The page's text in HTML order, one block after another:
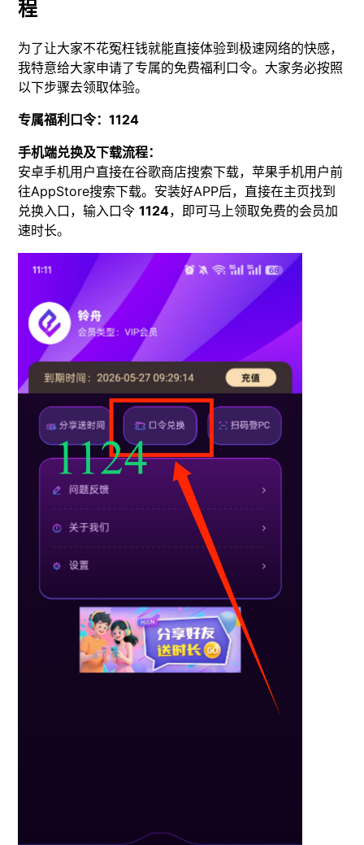
程
为了让大家不花冤枉钱就能直接体验到极速网络的快感，
我特意给大家申请了专属的免费福利口令。大家务必按照
以下步骤去领取体验。
专属福利口令：1124
手机端兑换及下载流程：
安卓手机用户直接在谷歌商店搜索下载，苹果手机用户前
往AppStore搜索下载。安装好APP后，直接在主页找到
兑换入口，输入口令1124，即可马上领取免费的会员加
速时长。